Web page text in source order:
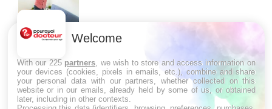
Drépanocytose : une déformation des
Maladie de Charcot (Sclérose latérale
amyotrophique)
Welcome
With our 225 partners , we wish to store and access information on
your devices (cookies, pixels in emails, etc.), combine and share
your personal data with our partners, whether collected on this
website or in our emails, already held by some of us, or obtained
later, including in other contexts.